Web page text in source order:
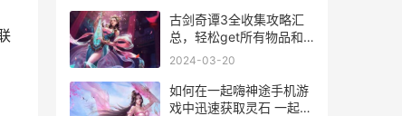
古剑奇谭3全收集攻略汇
总，轻松get所有物品和
秘密！
2024-03-20
如何在一起嗨神途手机游
戏中迅速获取灵石 一起怎